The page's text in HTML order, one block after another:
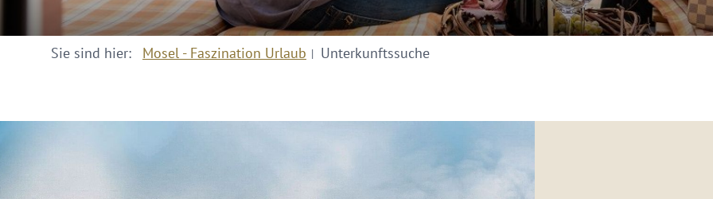
Sie sind hier: Mosel - Faszination Urlaub Unterkunftssuche